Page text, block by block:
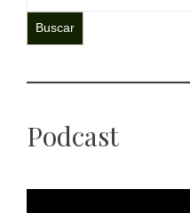
Buscar
Podcast